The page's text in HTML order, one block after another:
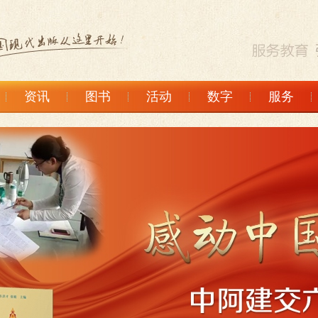
资讯 图书 活动 数字 服务